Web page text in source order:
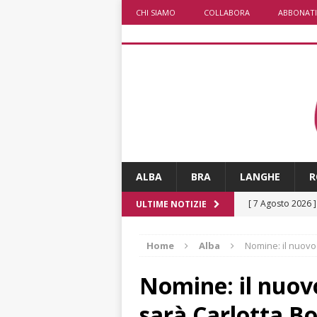
CHI SIAMO COLLABORA ABBONATI
ALBA BRA LANGHE
ULTIME NOTIZIE [ 7 Agosto 2026 ]
[ 6 Agosto 2026 ]
terra e la
Home Alba Nomine: il
Nomine: il